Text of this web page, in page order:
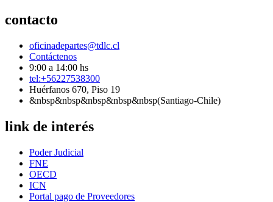
contacto
oficinadepartes@tdlc.cl
Contáctenos
9:00 a 14:00 hs
tel:+56227538300
Huérfanos 670, Piso 19
&nbsp&nbsp&nbsp&nbsp&nbsp(Santiago-Chile)
link de interés
Poder Judicial
FNE
OECD
ICN
Portal pago de Proveedores